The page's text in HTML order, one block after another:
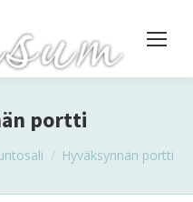
portti
Hyväksynnän portti